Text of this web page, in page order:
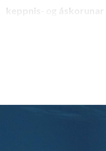
keppnis
- og áskorunar